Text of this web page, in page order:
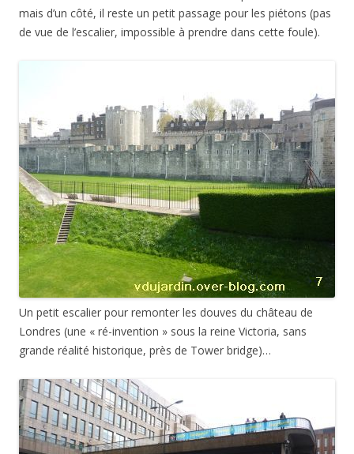
mais d’un côté, il reste un petit passage pour les piétons (pas
de vue de l’escalier, impossible à prendre dans cette foule).
Un petit escalier pour remonter les douves du château de
Londres (une « ré-invention » sous la reine Victoria, sans
grande réalité historique, près de Tower bridge)…